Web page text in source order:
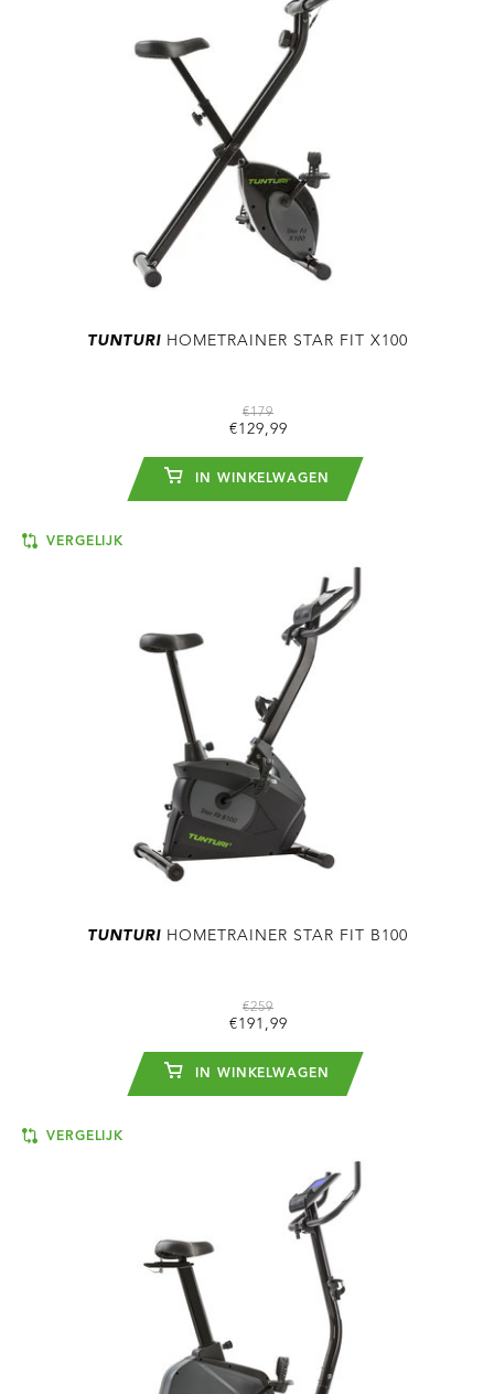
TUNTURIHOMETRAINER STAR FIT X100
€179
€129,99
IN WINKELWAGEN
VERGELIJK
TUNTURIHOMETRAINER STAR FIT B100
€259
€191,99
IN WINKELWAGEN
VERGELIJK